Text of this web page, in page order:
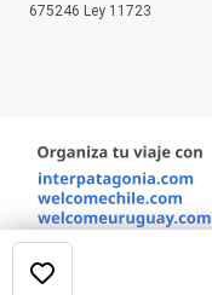
675246 Ley 11723